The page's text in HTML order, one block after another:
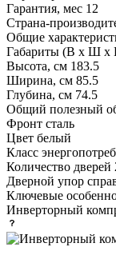
Гарантия, мес 12
Страна-
Общие
Габариты (В х Ш х
Высота, см 183.5
Ширина, см 85.5
Глубина, см 74.5
Общий полезный
Фронт сталь
Цвет белый
Класс
Количество дверей
Дверной упор
Ключевые
Инверторный